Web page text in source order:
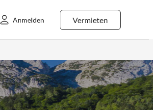
Vermieten
Anmelden